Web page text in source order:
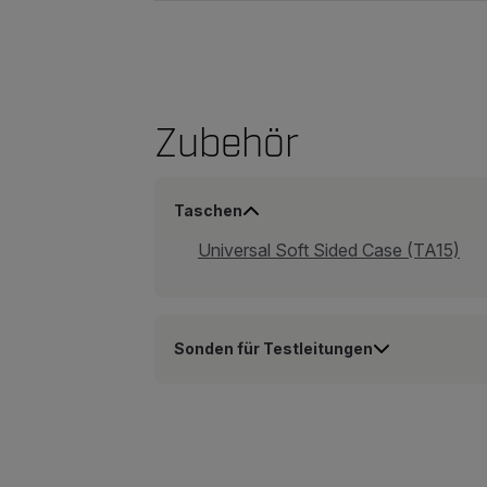
Zubehör
Taschen
Universal Soft Sided Case (TA15)
Sonden für Testleitungen